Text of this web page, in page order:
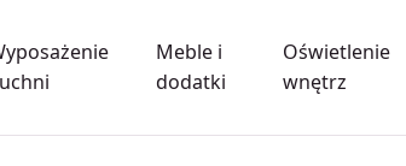
Meble i
dodatki
Oświetlenie
wnętrz